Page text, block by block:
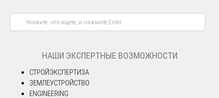
НАШИ ЭКСПЕРТНЫЕ ВОЗМОЖНОСТИ
СТРОЙЭКСПЕРТИЗА
ЗЕМЛЕУСТРОЙСТВО
ENGINEERING